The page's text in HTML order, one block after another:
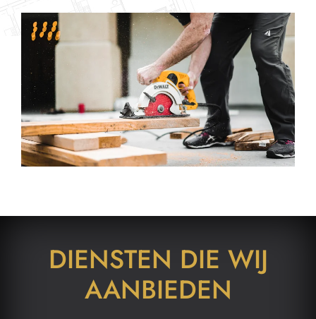
DIENSTEN DIE WIJ
AANBIEDEN